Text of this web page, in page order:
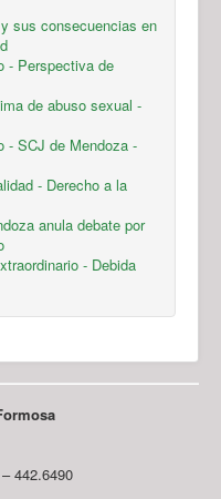
sus consecuencias en
- Perspectiva de
de abuso sexual -
- SCJ de Mendoza -
- Derecho a la
anula debate por
- Debida
442.6490